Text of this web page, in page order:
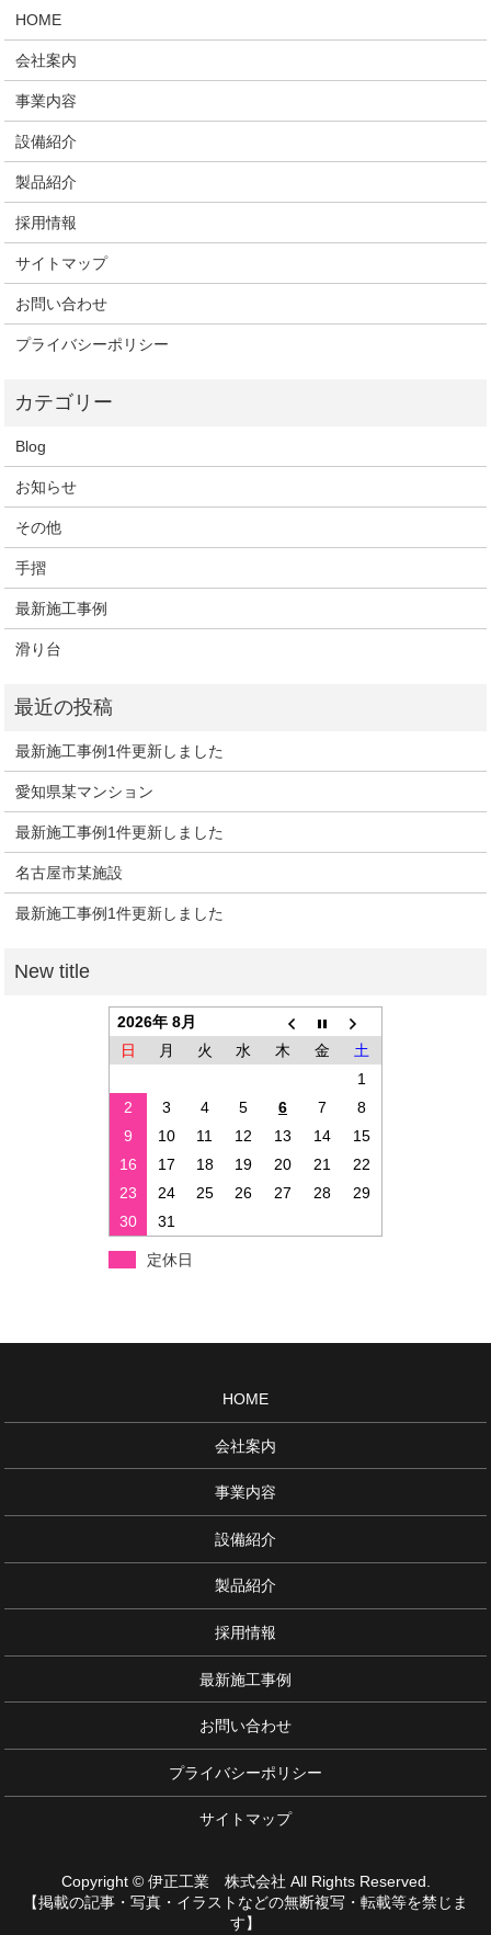
HOME
会社案内
事業内容
設備紹介
製品紹介
採用情報
サイトマップ
お問い合わせ
プライバシーポリシー
Blog
お知らせ
その他
手摺
最新施工事例
滑り台
最新施工事例1件更新しました
愛知県某マンション
最新施工事例1件更新しました
名古屋市某施設
最新施工事例1件更新しました
2026年 8月
日
月 火 水 木 金
土
1
2
3 4 5 6 7
8
9
10 11 12 13 14
15
16
17 18 19 20 21
22
23
24 25 26 27 28
29
30
31
定休日
HOME
会社案内
事業内容
設備紹介
製品紹介
採用情報
最新施工事例
お問い合わせ
プライバシーポリシー
サイトマップ
Copyright © 伊正工業 株式会社 All Rights Reserved.
【掲載の記事・写真・イラストなどの無断複写・転載等を禁じま
す】